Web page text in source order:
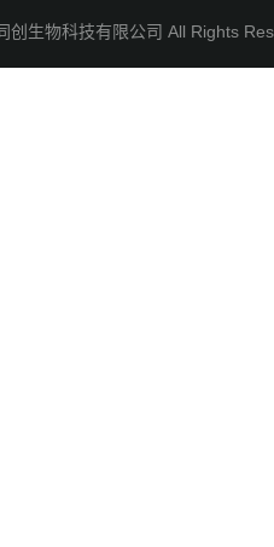
创生物科技有限公司 All Rights